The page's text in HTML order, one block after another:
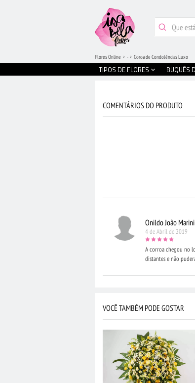
TIPOS DE FLORES BUQUÊS
Flores Online - Coroa de Condolências Luxo
COMENTÁRIOS DO PRODUTO
Onildo João
4 de Abril de 2019
A corroa chegou no
distantes e não
VOCÊ TAMBÉM PODE GOSTAR